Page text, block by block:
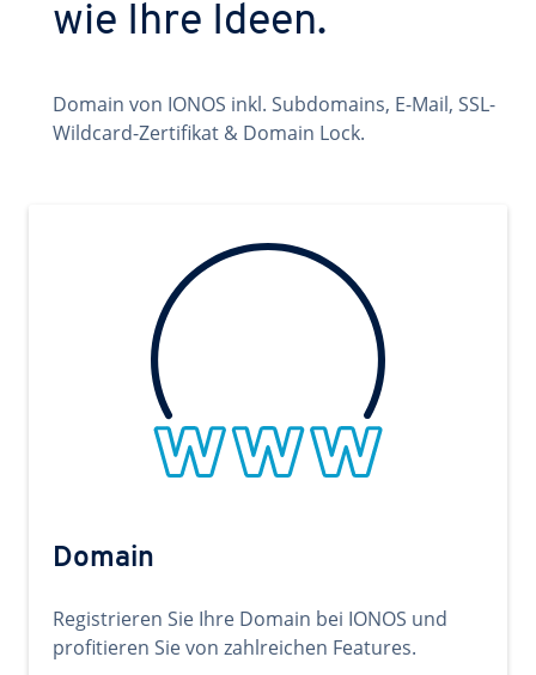
wie Ihre Ideen.
Domain von IONOS inkl. Subdomains, E-Mail, SSL-
Wildcard-Zertifikat & Domain Lock.
Domain
Registrieren Sie Ihre Domain bei IONOS und
profitieren Sie von zahlreichen Features.